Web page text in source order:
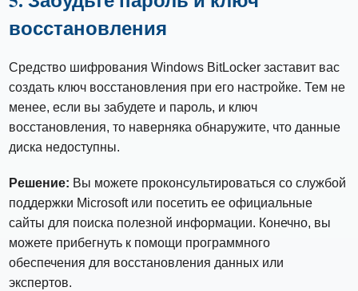
восстановления
Средство шифрования Windows BitLocker заставит вас
создать ключ восстановления при его настройке. Тем не
менее, если вы забудете и пароль, и ключ
восстановления, то наверняка обнаружите, что данные
диска недоступны.
Решение: Вы можете проконсультироваться со службой
поддержки Microsoft или посетить ее официальные
сайты для поиска полезной информации. Конечно, вы
можете прибегнуть к помощи программного
обеспечения для восстановления данных или
экспертов.